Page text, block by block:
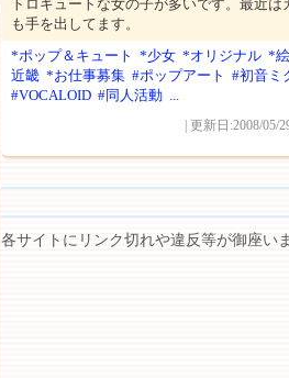
トロキュートな女の子が多いです。最近は
も手を出してます。
*ポップ＆キュート *少女 *オリジナル *
近畿 *お仕事募集 #ポップアート #初音ミ
#VOCALOID #同人活動 ...
| 更新日:2008/05/
各サイトにリンク切れや違反等が御座い